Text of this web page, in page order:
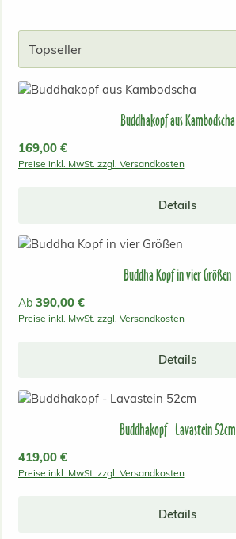
Buddhakopf aus Kambodscha
Regulärer Preis:
169,00 €
Preise inkl. MwSt. zzgl. Versandkosten
Details
Buddha Kopf in vier Größen
Regulärer Preis:
Ab 390,00 €
Preise inkl. MwSt. zzgl. Versandkosten
Details
Buddhakopf - Lavastein 52cm
Regulärer Preis:
419,00 €
Preise inkl. MwSt. zzgl. Versandkosten
Details